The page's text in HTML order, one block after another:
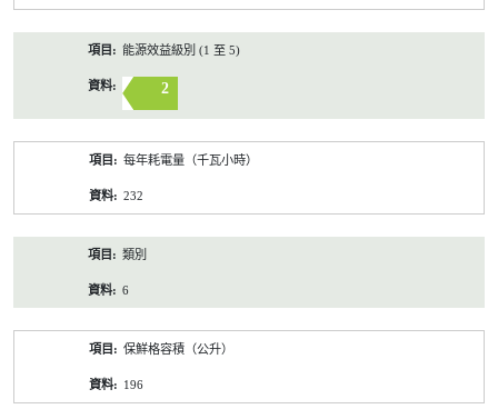
能源效益級別 (1 至 5)
2
每年耗電量（千瓦小時）
232
類別
6
保鮮格容積（公升）
196